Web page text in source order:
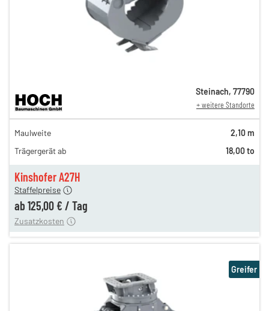
Kinshofer A27H
216,00 €
180,00 €
150,00 €
Staffelpreise
ab 125,00 € / Tag
12,00 €
Zusatzkosten
Steinach, 77790
+ weitere Standorte
Maulweite
2,10 m
Trägergerät ab
18,00 to
Greifer